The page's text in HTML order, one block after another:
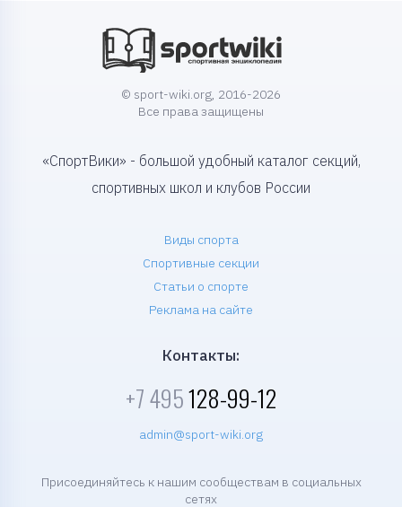
© sport-wiki.org, 2016-2026
Все права защищены
«СпортВики» - большой удобный каталог секций,
спортивных школ и клубов России
Виды спорта
Спортивные секции
Статьи о спорте
Реклама на сайте
Контакты:
+7 495128-99-12
admin@sport-wiki.org
Присоединяйтесь к нашим сообществам в социальных
сетях